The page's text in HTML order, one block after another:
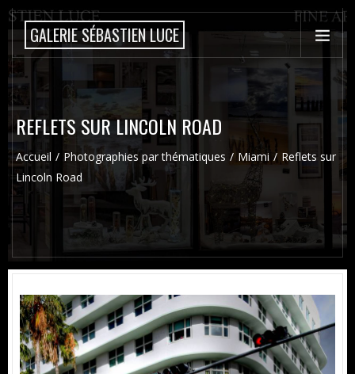
GALERIE SÉBASTIEN LUCE
REFLETS SUR LINCOLN ROAD
Accueil Photographies par thématiques Miami
Reflets sur
Lincoln Road